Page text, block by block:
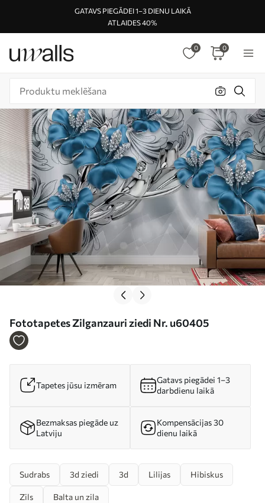
GATAVS PIEGĀDEI 1–3 DIENU LAIKĀ
ATLAIDES 40%
0 0
Fototapetes Zilganzauri ziedi Nr. u60405
Tapetes jūsu izmēram
Gatavs piegādei 1–3
darbdienu laikā
Bezmaksas piegāde uz
Latviju
Kompensācijas 30
dienu laikā
Sudrabs 3d ziedi 3d Lilijas Hibiskus
Zils Balta un zila